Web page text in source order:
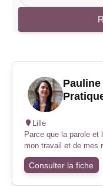
Lille
Parce que la parole
mon travail et de mes
Consulter la fiche